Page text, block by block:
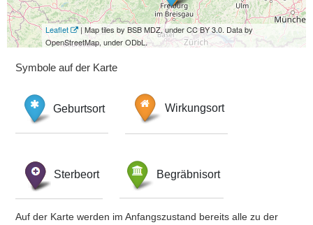
Leaflet
| Map tiles by BSB MDZ, under CC BY 3.0. Data by
OpenStreetMap, under ODbL.
Symbole auf der Karte
Geburtsort Wirkungsort
Sterbeort Begräbnisort
Auf der Karte werden im Anfangszustand bereits alle zu der